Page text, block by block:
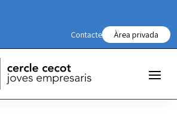
Contacte Àrea privada